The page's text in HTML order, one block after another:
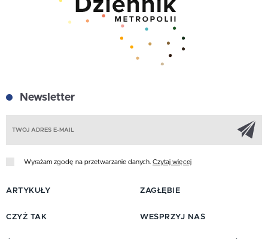
Newsletter
Wyrażam zgodę na przetwarzanie danych. Czytaj więcej
ARTYKUŁY
CZYŻ TAK
ZAGŁĘBIE
WESPRZYJ NAS